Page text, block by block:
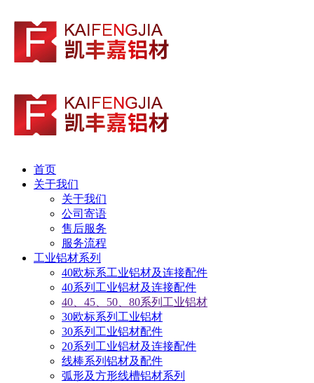
首页
关于我们
关于我们
公司寄语
售后服务
服务流程
工业铝材系列
40欧标系工业铝材及连接配件
40系列工业铝材及连接配件
40、45、50、80系列工业铝材
30欧标系列工业铝材
30系列工业铝材配件
20系列工业铝材及连接配件
线棒系列铝材及配件
弧形及方形线槽铝材系列